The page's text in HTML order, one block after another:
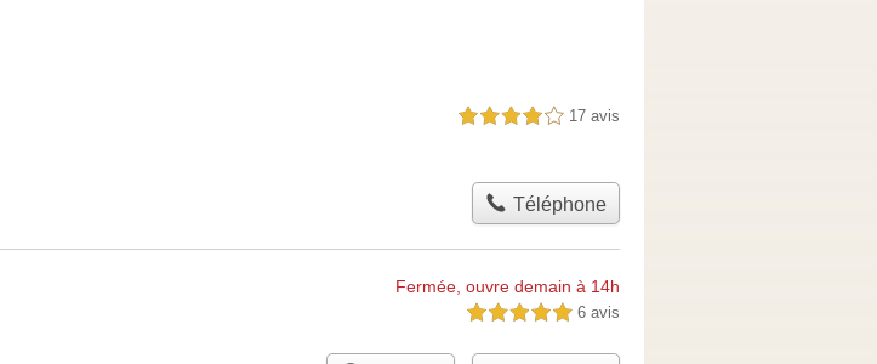
4,0 étoiles sur 5 17 avis
Téléphone
Fermée, ouvre demain à 14h
5,0 étoiles sur 5 6 avis